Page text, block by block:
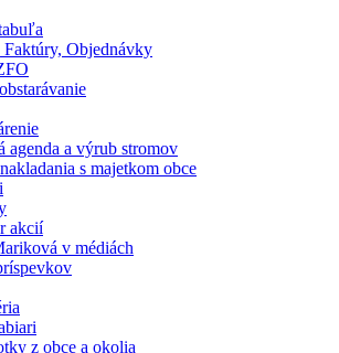
Objednávky
agenda a výrub stromov
s majetkom obce
akcií
v médiách
z obce a okolia